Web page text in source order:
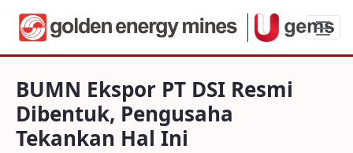
BUMN Ekspor PT DSI Resmi Dibentuk,
BUMN Ekspor PT DSI Resmi
Dibentuk, Pengusaha
Tekankan Hal Ini